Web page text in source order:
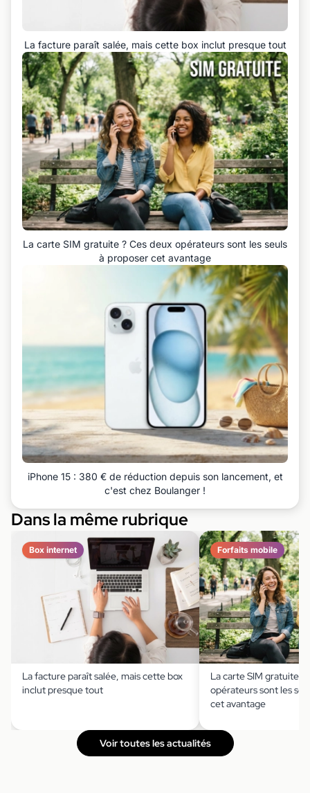
La facture paraît salée, mais cette box inclut presque tout
La carte SIM gratuite ? Ces deux opérateurs sont les seuls
à proposer cet avantage
iPhone 15 : 380 € de réduction depuis son lancement, et
c'est chez Boulanger !
Dans la même rubrique
Box internet
La facture paraît salée, mais cette box
inclut presque tout
Forfaits mobile
La carte SIM gratuite ?
opérateurs sont les
cet avantage
Voir toutes les actualités